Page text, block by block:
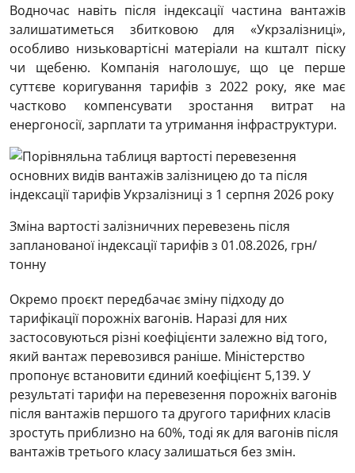
Водночас навіть після індексації частина вантажів
залишатиметься збитковою для «Укрзалізниці»,
особливо низьковартісні матеріали на кшталт піску
чи щебеню. Компанія наголошує, що це перше
суттєве коригування тарифів з 2022 року, яке має
частково компенсувати зростання витрат на
енергоносії, зарплати та утримання інфраструктури.
Зміна вартості залізничних перевезень після
запланованої індексації тарифів з 01.08.2026, грн/
тонну
Окремо проєкт передбачає зміну підходу до
тарифікації порожніх вагонів. Наразі для них
застосовуються різні коефіцієнти залежно від того,
який вантаж перевозився раніше. Міністерство
пропонує встановити єдиний коефіцієнт 5,139. У
результаті тарифи на перевезення порожніх вагонів
після вантажів першого та другого тарифних класів
зростуть приблизно на 60%, тоді як для вагонів після
вантажів третього класу залишаться без змін.